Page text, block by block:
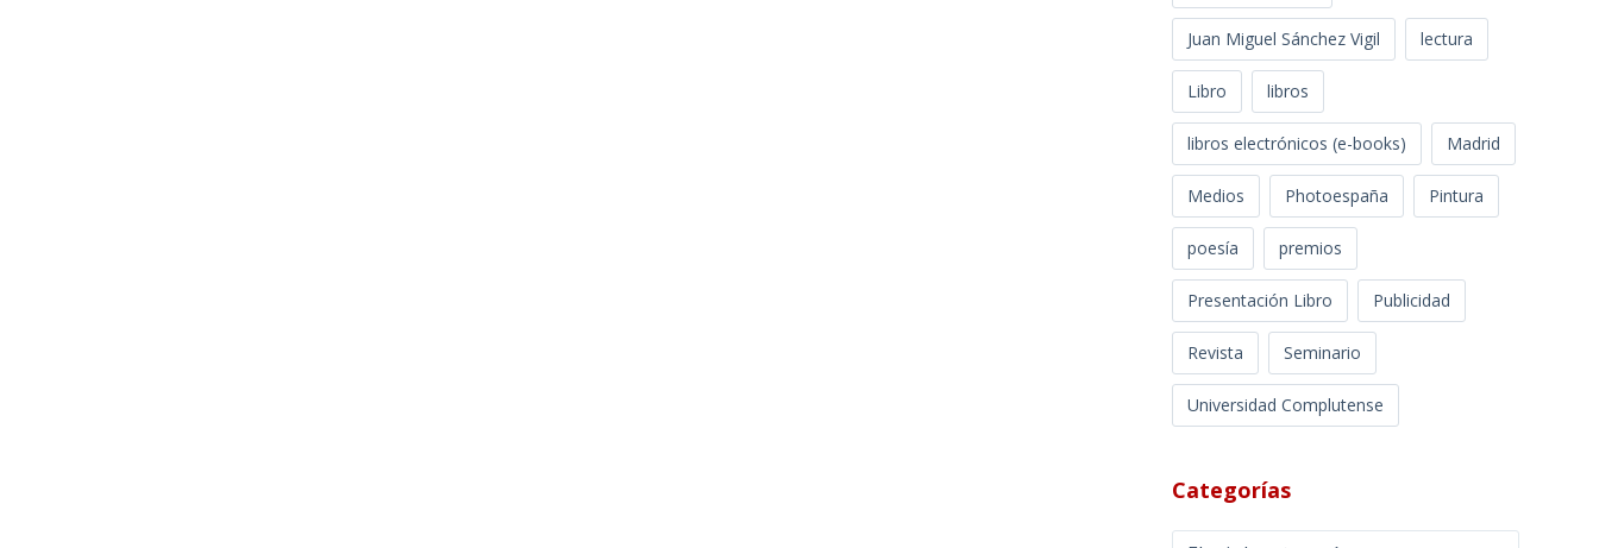
Juan Miguel Sánchez Vigil lectura
Libro libros
libros electrónicos (e-books) Madrid
Medios Photoespaña Pintura
poesía premios
Presentación Libro Publicidad
Revista Seminario
Universidad Complutense
Categorías